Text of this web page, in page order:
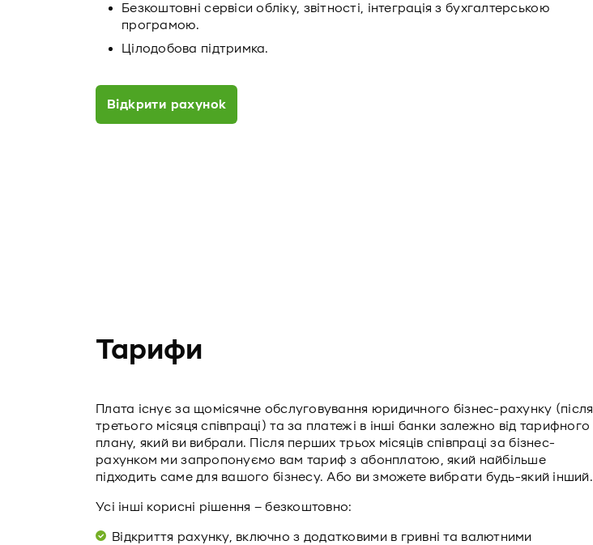
Безкоштовні сервіси обліку, звітності, інтеграція з бухгалтерською
програмою.
Цілодобова підтримка.
Відкрити рахунок
Тарифи
Плата існує за щомісячне обслуговування юридичного бізнес-рахунку (після
третього місяця співпраці) та за платежі в інші банки залежно від тарифного
плану, який ви вибрали. Після перших трьох місяців співпраці за бізнес-
рахунком ми запропонуємо вам тариф з абонплатою, який найбільше
підходить саме для вашого бізнесу. Або ви зможете вибрати будь-який інший.
Усі інші корисні рішення – безкоштовно:
Відкриття рахунку, включно з додатковими в гривні та валютними